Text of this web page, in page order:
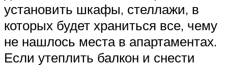
установить шкафы, стеллажи, в
которых будет храниться все, чему
не нашлось места в апартаментах.
Если утеплить балкон и снести